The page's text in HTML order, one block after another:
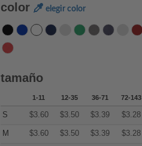
color elegir color
tamaño
1-11 12-35 36-71 72-143
S $3.60 $3.50 $3.39 $3.28
M $3.60 $3.50 $3.39 $3.28